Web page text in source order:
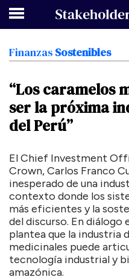
Finanzas Sostenibles
“Los caramelos
serla próxima
delPerú”
El Chief Investment
Crown, Carlos Franco
inesperado de una
contexto donde los
más eficientes y la
del discurso. En diálogo
plantea que la industria
medicinales puede
tecnología industrial y
amazónica.